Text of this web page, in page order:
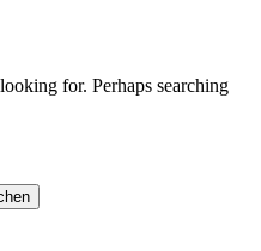
for. Perhaps searching